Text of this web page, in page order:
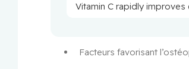
Vitamin C rapidly
Facteurs favorisant